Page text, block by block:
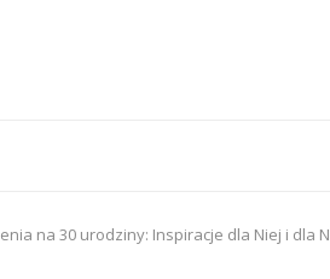
na 30 urodziny: Inspiracje dla Niej i dla